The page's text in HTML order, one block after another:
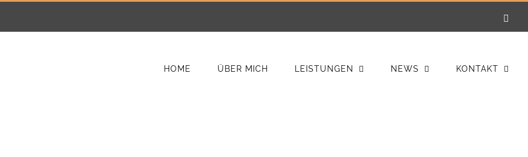
HOME ÜBER MICH LEISTUNGEN NEWS KONTAKT